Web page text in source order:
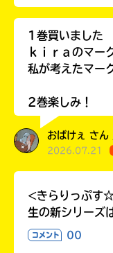
1巻買いました
ｋｉｒａのマー
私が考えたマー
2巻楽しみ！
おばけぇ さ
2026.07.21
<きらりっぷす
生の新シリーズ
コメント 00